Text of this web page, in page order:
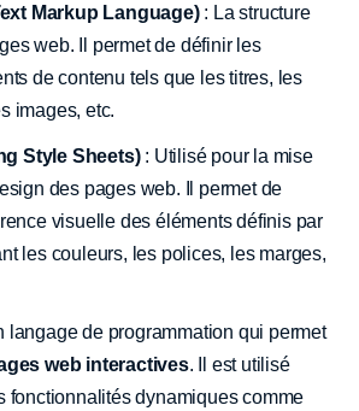
Markup Language): La structure
web. Il permet de définir les
de contenu tels que les titres, les
images, etc.
Style Sheets): Utilisé pour la mise
des pages web. Il permet de
visuelle des éléments définis par
les couleurs, les polices, les marges,
langage de programmation qui permet
web interactives. Il est utilisé
fonctionnalités dynamiques comme